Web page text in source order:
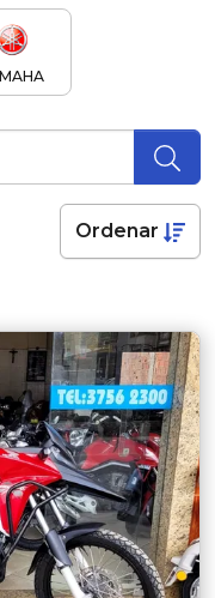
Ordenar